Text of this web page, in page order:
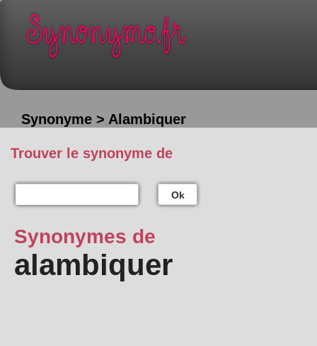
Synonyme > Alambiquer
Trouver le synonyme de
Ok
Synonymes de
alambiquer